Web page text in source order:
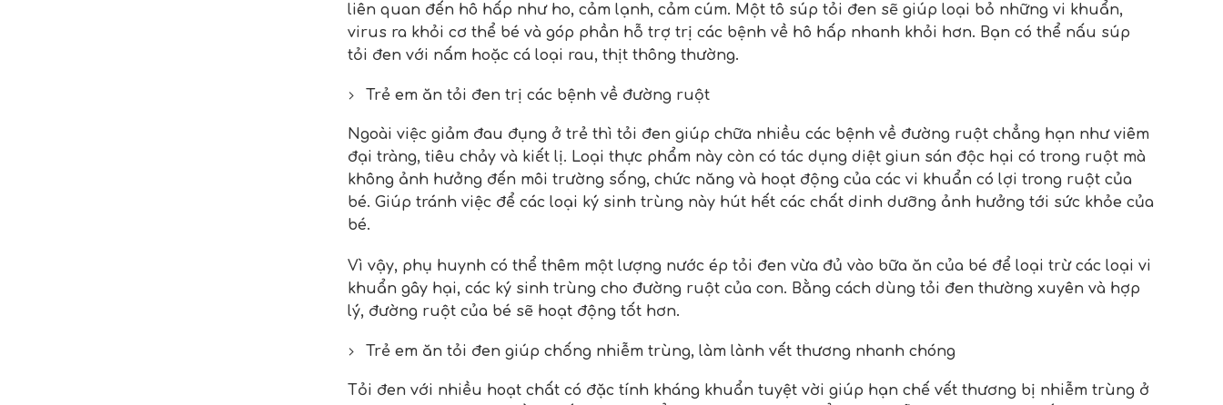
liên quan đến hô hấp như ho, cảm lạnh, cảm cúm. Một tô súp tỏi đen sẽ giúp loại bỏ những vi khuẩn,
virus ra khỏi cơ thể bé và góp phần hỗ trợ trị các bệnh về hô hấp nhanh khỏi hơn. Bạn có thể nấu súp
tỏi đen với nấm hoặc cá loại rau, thịt thông thường.
Trẻ em ăn tỏi đen trị các bệnh về đường ruột
Ngoài việc giảm đau đụng ở trẻ thì tỏi đen giúp chữa nhiều các bệnh về đường ruột chẳng hạn như viêm
đại tràng, tiêu chảy và kiết lị. Loại thực phẩm này còn có tác dụng diệt giun sán độc hại có trong ruột mà
không ảnh hưởng đến môi trường sống, chức năng và hoạt động của các vi khuẩn có lợi trong ruột của
bé. Giúp tránh việc để các loại ký sinh trùng này hút hết các chất dinh dưỡng ảnh hưởng tới sức khỏe của
bé.
Vì vậy, phụ huynh có thể thêm một lượng nước ép tỏi đen vừa đủ vào bữa ăn của bé để loại trừ các loại vi
khuẩn gây hại, các ký sinh trùng cho đường ruột của con. Bằng cách dùng tỏi đen thường xuyên và hợp
lý, đường ruột của bé sẽ hoạt động tốt hơn.
Trẻ em ăn tỏi đen giúp chống nhiễm trùng, làm lành vết thương nhanh chóng
Tỏi đen với nhiều hoạt chất có đặc tính kháng khuẩn tuyệt vời giúp hạn chế vết thương bị nhiễm trùng ở